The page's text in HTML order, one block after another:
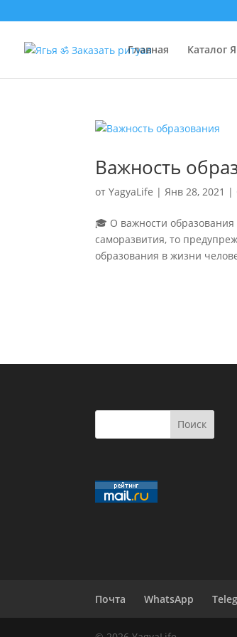
Главная Каталог
Важность
отYagyaLife |Янв 28, 2021 |
🎓 О важности
саморазвития, то
образования в жизни
Почта WhatsApp